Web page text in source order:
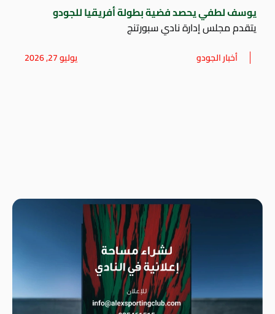
يوسف لطفي يحصد فضية بطولة أفريقيا للجودو
يتقدم مجلس إدارة نادي سبورتنج
أخبار الجودو يوليو 27, 2026